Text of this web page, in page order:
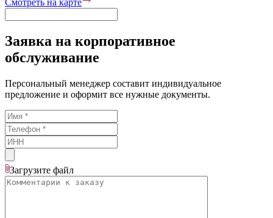
Заявка на корпоративное
обслуживание
Персональный менеджер составит индивидуальное
предложение и оформит все нужные документы.
Загрузите файл